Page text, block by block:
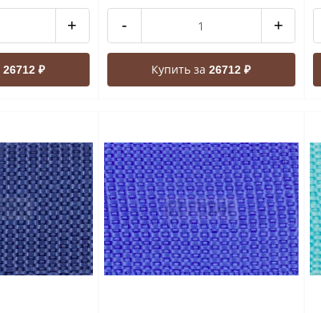
+
26712 ₽
- +
Купить за26712 ₽